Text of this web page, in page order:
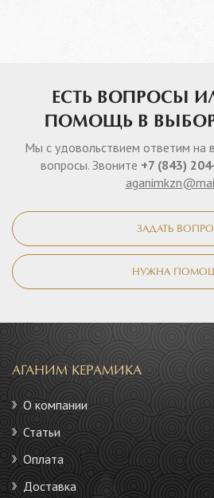
ЕСТЬ ВОПРОСЫ
ПОМОЩЬ В
Мы с удовольствием ответим на
вопросы. Звоните +7 (843)
ЗАДАТЬ
НУЖНА
АГАНИМ КЕРАМИКА
О компании
Статьи
Оплата
Доставка